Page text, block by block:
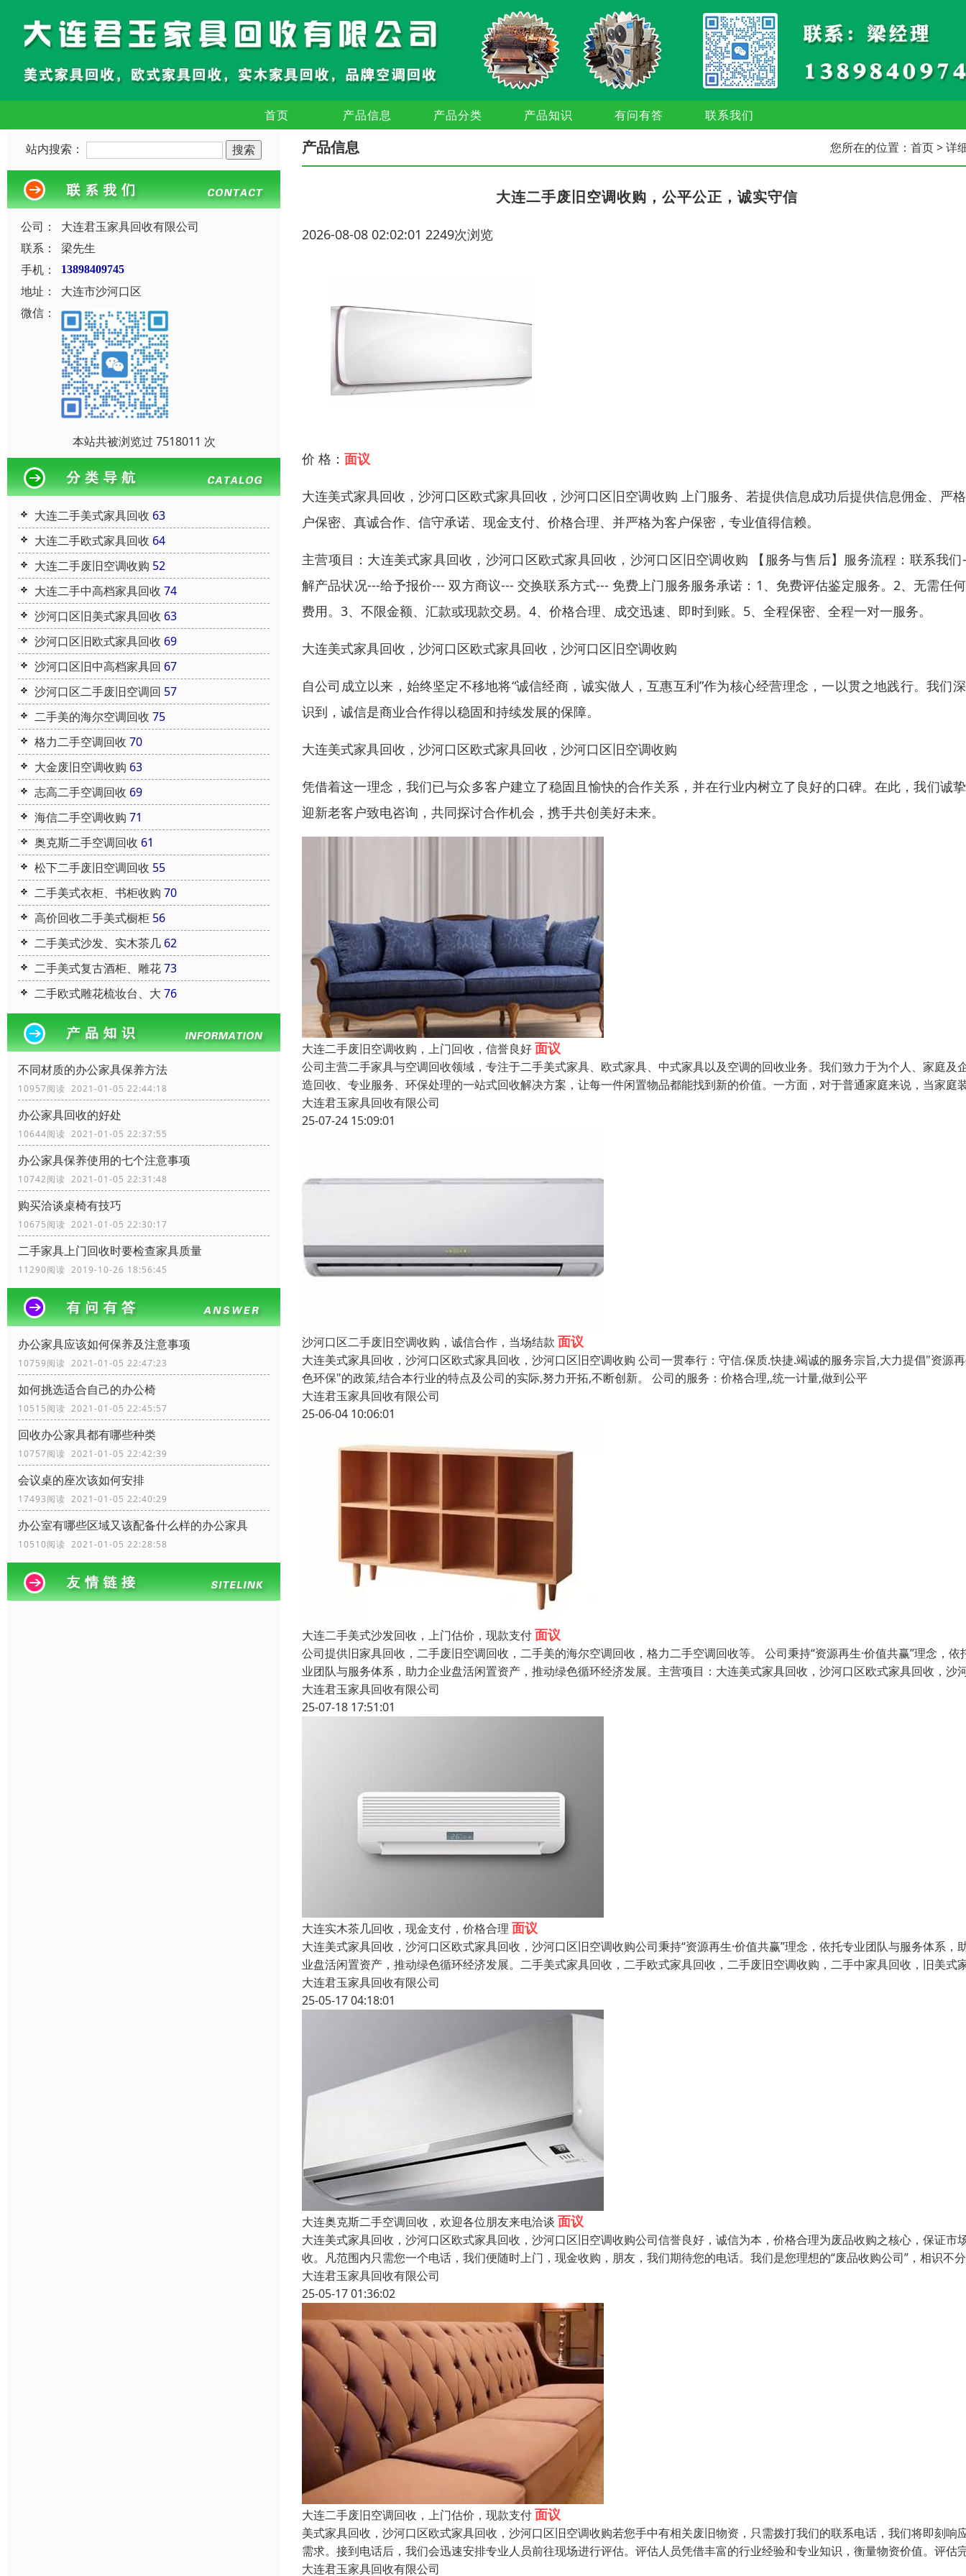
首页 产品信息 产品分类 产品知识 有问有答 联系我们
站内搜索：
公司：
大连君玉家具回收有限公司
联系：
梁先生
手机：
13898409745
地址：
大连市沙河口区
微信：
本站共被浏览过 7518011 次
大连二手美式家具回收 63
大连二手欧式家具回收 64
大连二手废旧空调收购 52
大连二手中高档家具回收 74
沙河口区旧美式家具回收 63
沙河口区旧欧式家具回收 69
沙河口区旧中高档家具回 67
沙河口区二手废旧空调回 57
二手美的海尔空调回收 75
格力二手空调回收 70
大金废旧空调收购 63
志高二手空调回收 69
海信二手空调收购 71
奥克斯二手空调回收 61
松下二手废旧空调回收 55
二手美式衣柜、书柜收购 70
高价回收二手美式橱柜 56
二手美式沙发、实木茶几 62
二手美式复古酒柜、雕花73
二手欧式雕花梳妆台、大 76
不同材质的办公家具保养方法
10957阅读 2021-01-05 22:44:18
办公家具回收的好处
10644阅读 2021-01-05 22:37:55
办公家具保养使用的七个注意事项
10742阅读 2021-01-05 22:31:48
购买洽谈桌椅有技巧
10675阅读 2021-01-05 22:30:17
二手家具上门回收时要检查家具质量
11290阅读 2019-10-26 18:56:45
办公家具应该如何保养及注意事项
10759阅读 2021-01-05 22:47:23
如何挑选适合自己的办公椅
10515阅读 2021-01-05 22:45:57
回收办公家具都有哪些种类
10757阅读 2021-01-05 22:42:39
会议桌的座次该如何安排
17493阅读 2021-01-05 22:40:29
办公室有哪些区域又该配备什么样的办公家具
10510阅读 2021-01-05 22:28:58
产品信息 您所在的位置： 首页> 详
大连二手废旧空调收购，公平公正，诚实守信
2026-08-08 02:02:01 2249次浏览
价 格： 面议
大连美式家具回收，沙河口区欧式家具回收，沙河口区旧空调收购 上门服务、若提供信息成功后提供信息佣金、严
户保密、真诚合作、信守承诺、现金支付、价格合理、并严格为客户保密，专业值得信赖。
主营项目：大连美式家具回收，沙河口区欧式家具回收，沙河口区旧空调收购 【服务与售后】服务流程：联系我们
解产品状况---给予报价--- 双方商议--- 交换联系方式--- 免费上门服务服务承诺：1、免费评估鉴定服务。2、无需任
费用。3、不限金额、汇款或现款交易。4、价格合理、成交迅速、即时到账。5、全程保密、全程一对一服务。
大连美式家具回收，沙河口区欧式家具回收，沙河口区旧空调收购
自公司成立以来，始终坚定不移地将“诚信经商，诚实做人，互惠互利”作为核心经营理念，一以贯之地践行。我们
识到，诚信是商业合作得以稳固和持续发展的保障。
大连美式家具回收，沙河口区欧式家具回收，沙河口区旧空调收购
凭借着这一理念，我们已与众多客户建立了稳固且愉快的合作关系，并在行业内树立了良好的口碑。在此，我们诚
迎新老客户致电咨询，共同探讨合作机会，携手共创美好未来。
大连二手废旧空调收购，上门回收，信誉良好面议
公司主营二手家具与空调回收领域，专注于二手美式家具、欧式家具、中式家具以及空调的回收业务。我们致力于为个人、家庭及
造回收、专业服务、环保处理的一站式回收解决方案，让每一件闲置物品都能找到新的价值。一方面，对于普通家庭来说，当家庭
大连君玉家具回收有限公司
25-07-24 15:09:01
沙河口区二手废旧空调收购，诚信合作，当场结款 面议
大连美式家具回收，沙河口区欧式家具回收，沙河口区旧空调收购 公司一贯奉行：守信.保质.快捷.竭诚的服务宗旨,大力提倡"资源
色环保"的政策,结合本行业的特点及公司的实际,努力开拓,不断创新。 公司的服务：价格合理,,统一计量,做到公平
大连君玉家具回收有限公司
25-06-04 10:06:01
大连二手美式沙发回收，上门估价，现款支付面议
公司提供旧家具回收，二手废旧空调回收，二手美的海尔空调回收，格力二手空调回收等。 公司秉持“资源再生·价值共赢”理念，依
业团队与服务体系，助力企业盘活闲置资产，推动绿色循环经济发展。主营项目：大连美式家具回收，沙河口区欧式家具回收，沙
大连君玉家具回收有限公司
25-07-18 17:51:01
大连实木茶几回收，现金支付，价格合理 面议
大连美式家具回收，沙河口区欧式家具回收，沙河口区旧空调收购公司秉持“资源再生·价值共赢”理念，依托专业团队与服务体系，
业盘活闲置资产，推动绿色循环经济发展。二手美式家具回收，二手欧式家具回收，二手废旧空调收购，二手中家具回收，旧美式
大连君玉家具回收有限公司
25-05-17 04:18:01
大连奥克斯二手空调回收，欢迎各位朋友来电洽谈 面议
大连美式家具回收，沙河口区欧式家具回收，沙河口区旧空调收购公司信誉良好，诚信为本，价格合理为废品收购之核心，保证市
收。凡范围内只需您一个电话，我们便随时上门，现金收购，朋友，我们期待您的电话。我们是您理想的“废品收购公司”，相识不
大连君玉家具回收有限公司
25-05-17 01:36:02
大连二手废旧空调回收，上门估价，现款支付面议
美式家具回收，沙河口区欧式家具回收，沙河口区旧空调收购若您手中有相关废旧物资，只需拨打我们的联系电话，我们将即刻响
需求。接到电话后，我们会迅速安排专业人员前往现场进行评估。评估人员凭借丰富的行业经验和专业知识，衡量物资价值。评估
大连君玉家具回收有限公司